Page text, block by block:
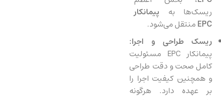
ریسک‌ها به پیمانکار
EPCمنتقل می‌شود.
ریسک طراحی و اجرا:
پیمانکار EPC مسئولیت
کامل صحت و دقت طراحی
و همچنین کیفیت اجرا را
بر عهده دارد. هرگونه